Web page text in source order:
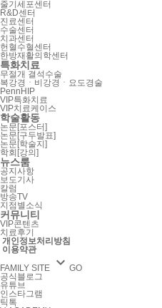
줄기세포센터
R&D센터
진료센터
수술센터
치과센터
헌혈수혈센터
한방재활의학센터
특화치료
무절개 결석수술
복강경ㆍ비강경ㆍ요도경술
PennHIP
VIP특화치료
VIP치료케이스
학술활동
논문[포스터]
논문[구두발표]
논문[학술지]
학회[강의]
뉴스룸
공지사항
보도기사
칼럼
방송TV
지점별소식
커뮤니티
VIP콘텐츠
치료후기
개인정보처리방침
이용약관
FAMILY SITE
 GO
공식블로그
유튜브
인스타그램
틱톡